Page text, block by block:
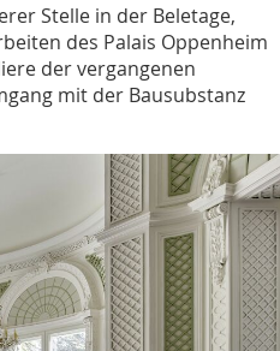
Stelle in der Beletage,
des Palais Oppenheim
der vergangenen
mit der Bausubstanz